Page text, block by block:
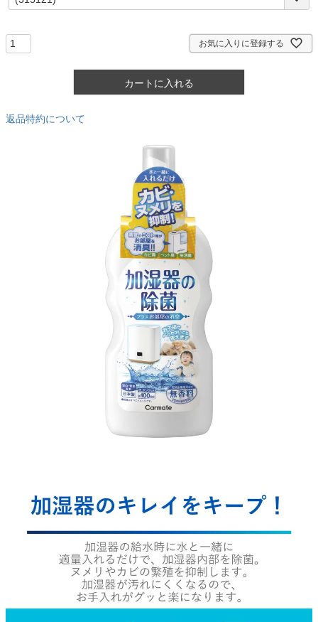
必
お気に入りに登録する
カートに入れる
返品特約について